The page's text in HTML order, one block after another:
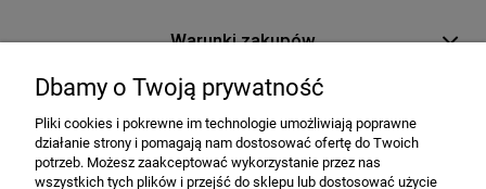
Warunki zakupów
Moje konto
Informacje o sklepie
Dbamy o Twoją prywatność
Pliki cookies i pokrewne im technologie umożliwiają poprawne
działanie strony i pomagają nam dostosować ofertę do Twoich
potrzeb. Możesz zaakceptować wykorzystanie przez nas
wszystkich tych plików i przejść do sklepu lub dostosować użycie